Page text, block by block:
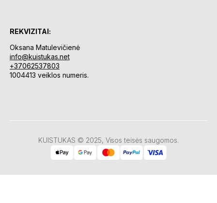
REKVIZITAI:
Oksana Matulevičienė
info@kuistukas.net
+37062537803
1004413 veiklos numeris.
KUISTUKAS © 2025, Visos teisės saugomos.